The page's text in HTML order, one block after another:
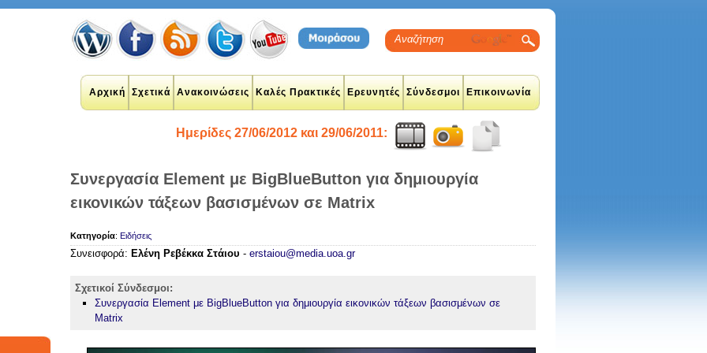
Επικοινωνία
Σύνδεσμοι
Ερευνητές
Καλές Πρακτικές
Ανακοινώσεις
Σχετικά
Αρχική
Ημερίδες 27/06/2012 και 29/06/2011:
Συνεργασία Element με BigBlueButton για δημιουργία
εικονικών τάξεων βασισμένων σε Matrix
Κατηγορία: Ειδήσεις
Συνεισφορά: Ελένη Ρεβέκκα Στάιου - erstaiou@media.uoa.gr
Σχετικοί Σύνδεσμοι:
Συνεργασία Element με BigBlueButton για δημιουργία εικονικών τάξεων βασισμένων σε
Matrix